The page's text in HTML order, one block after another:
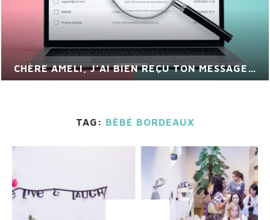
CHÈRE AMELI, J’AI BIEN REÇU TON MESSAGE…
TAG: BÉBÉ BORDEAUX